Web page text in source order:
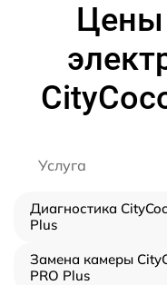
Цены
Услуга
Диагностика
Plus
Замена камеры
PRO Plus